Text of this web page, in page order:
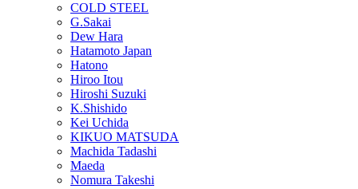
COLD STEEL
G.Sakai
Dew Hara
Hatamoto Japan
Hatono
Hiroo Itou
Hiroshi Suzuki
K.Shishido
Kei Uchida
KIKUO MATSUDA
Machida Tadashi
Maeda
Nomura Takeshi